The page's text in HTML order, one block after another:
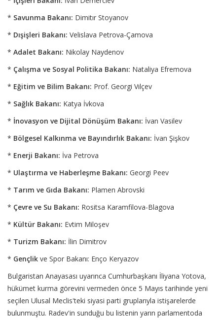
* Savunma Bakanı: Dimitır Stoyanov
* Dışişleri Bakanı: Velislava Petrova-Çamova
* Adalet Bakanı: Nikolay Naydenov
* Çalışma ve Sosyal Politika Bakanı: Nataliya Efremova
* Eğitim ve Bilim Bakanı: Prof. Georgi Vılçev
* Sağlık Bakanı: Katya İvkova
* İnovasyon ve Dijital Dönüşüm Bakanı: İvan Vasilev
* Bölgesel Kalkınma ve Bayındırlık Bakanı: İvan Şişkov
* Enerji Bakanı: İva Petrova
* Ulaştırma ve Haberleşme Bakanı: Georgi Peev
* Tarım ve Gıda Bakanı: Plamen Abrovski
* Çevre ve Su Bakanı: Rositsa Karamfilova-Blagova
* Kültür Bakanı: Evtim Miloşev
* Turizm Bakanı: İlin Dimitrov
* Gençlik ve Spor Bakanı: Enço Keryazov
Bulgaristan Anayasası uyarınca Cumhurbaşkanı İliyana Yotova,
hükümet kurma görevini vermeden önce 5 Mayıs tarihinde yeni
seçilen Ulusal Meclis'teki siyasi parti gruplarıyla istişarelerde
bulunmuştu. Radev'in sunduğu bu listenin yarın parlamentoda